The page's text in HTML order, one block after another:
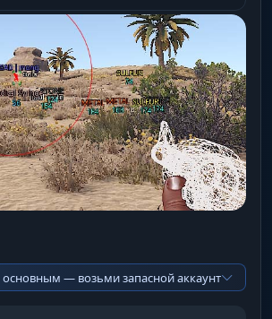
основным — возьми запасной аккаунт